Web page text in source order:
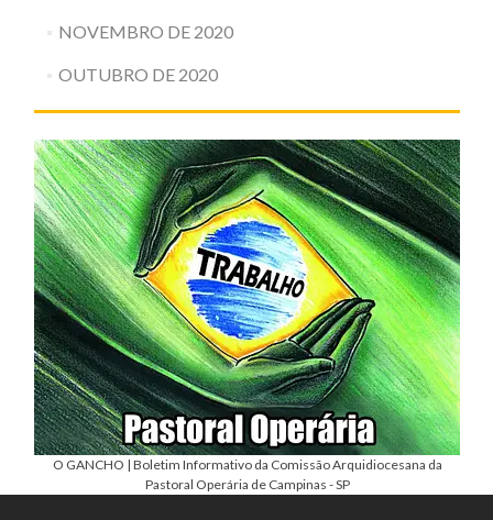
NOVEMBRO DE 2020
OUTUBRO DE 2020
O GANCHO | Boletim Informativo da Comissão Arquidiocesana da
Pastoral Operária de Campinas - SP